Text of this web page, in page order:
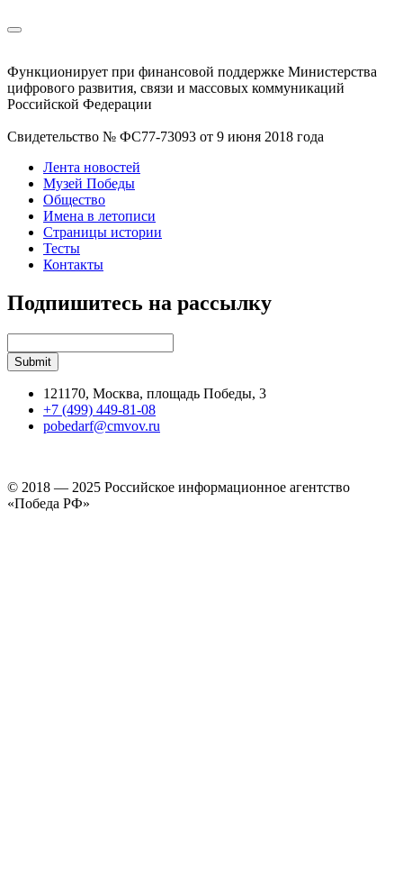
Функционирует при финансовой поддержке Министерства
цифрового развития, связи и массовых коммуникаций
Российской Федерации
Свидетельство № ФС77-73093 от 9 июня 2018 года
Лента новостей
Музей Победы
Общество
Имена в летописи
Страницы истории
Тесты
Контакты
Подпишитесь на рассылку
121170, Москва, площадь Победы, 3
+7 (499) 449-81-08
pobedarf@cmvov.ru
© 2018 — 2025 Российское информационное агентство
«Победа РФ»